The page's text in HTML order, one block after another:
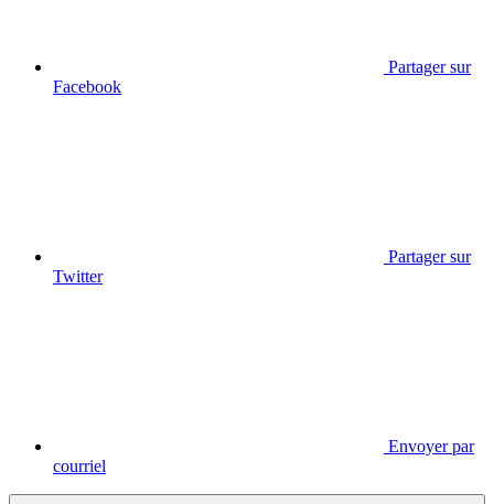
Partager sur
Facebook
Partager sur
Twitter
Envoyer par
courriel